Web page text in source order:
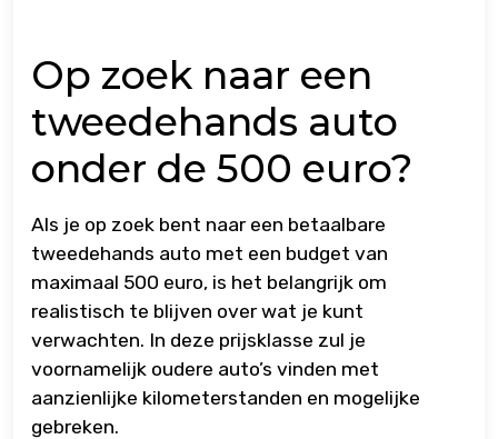
Op zoek naar een
tweedehands auto
onder de 500 euro?
Als je op zoek bent naar een betaalbare
tweedehands auto met een budget van
maximaal 500 euro, is het belangrijk om
realistisch te blijven over wat je kunt
verwachten. In deze prijsklasse zul je
voornamelijk oudere auto’s vinden met
aanzienlijke kilometerstanden en mogelijke
gebreken.